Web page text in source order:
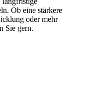
Ob eine stärkere
oder mehr
Sie gern.